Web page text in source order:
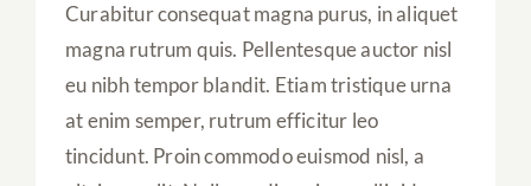
Curabitur consequat magna purus, in aliquet
magna rutrum quis. Pellentesque auctor nisl
eu nibh tempor blandit. Etiam tristique urna
at enim semper, rutrum efficitur leo
tincidunt. Proin commodo euismod nisl, a